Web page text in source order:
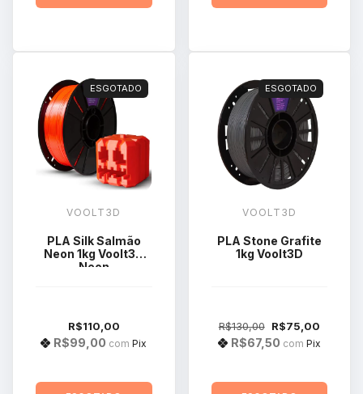
ESGOTADO
VOOLT3D
PLA Silk Salmão
Neon 1kg Voolt3D
Neon
R$110,00
R$99,00 com Pix
ESGOTADO
VOOLT3D
PLA Stone Grafite
1kg Voolt3D
R$130,00 R$75,00
R$67,50 com Pix